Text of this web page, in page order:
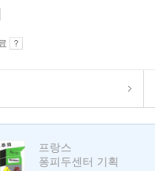
프랑스
퐁피두센터 기획